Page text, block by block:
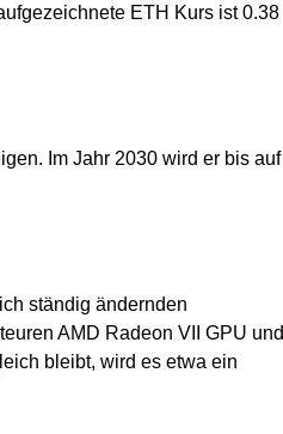
ETH Kurs ist 0.38
Im Jahr 2030 wird er bis auf
ständig ändernden
AMD Radeon VII GPU und
bleibt, wird es etwa ein